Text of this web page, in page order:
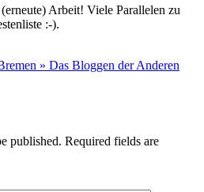
Arbeit! Viele Parallelen zu
:-).
» Das Bloggen der Anderen
published. Required fields are